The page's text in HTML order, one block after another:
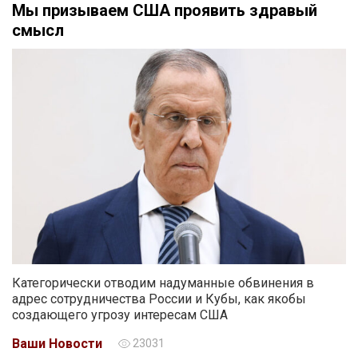
Мы призываем США проявить здравый
смысл
Категорически отводим надуманные обвинения в
адрес сотрудничества России и Кубы, как якобы
создающего угрозу интересам США
Ваши Новости
23031